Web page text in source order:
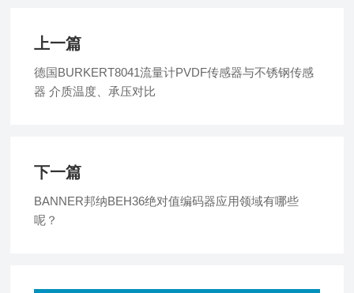
上一篇
德国BURKERT8041流量计PVDF传感器与不锈钢传感
器 介质温度、承压对比
下一篇
BANNER邦纳BEH36绝对值编码器应用领域有哪些
呢？